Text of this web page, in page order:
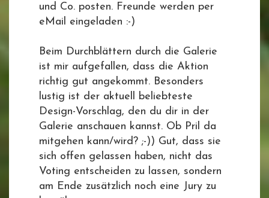
und Co. posten. Freunde werden per
eMail eingeladen :-)
Beim Durchblättern durch die Galerie
ist mir aufgefallen, dass die Aktion
richtig gut angekommt. Besonders
lustig ist der aktuell beliebteste
Design-Vorschlag, den du dir in der
Galerie anschauen kannst. Ob Pril da
mitgehen kann/wird? ;-)) Gut, dass sie
sich offen gelassen haben, nicht das
Voting entscheiden zu lassen, sondern
am Ende zusätzlich noch eine Jury zu